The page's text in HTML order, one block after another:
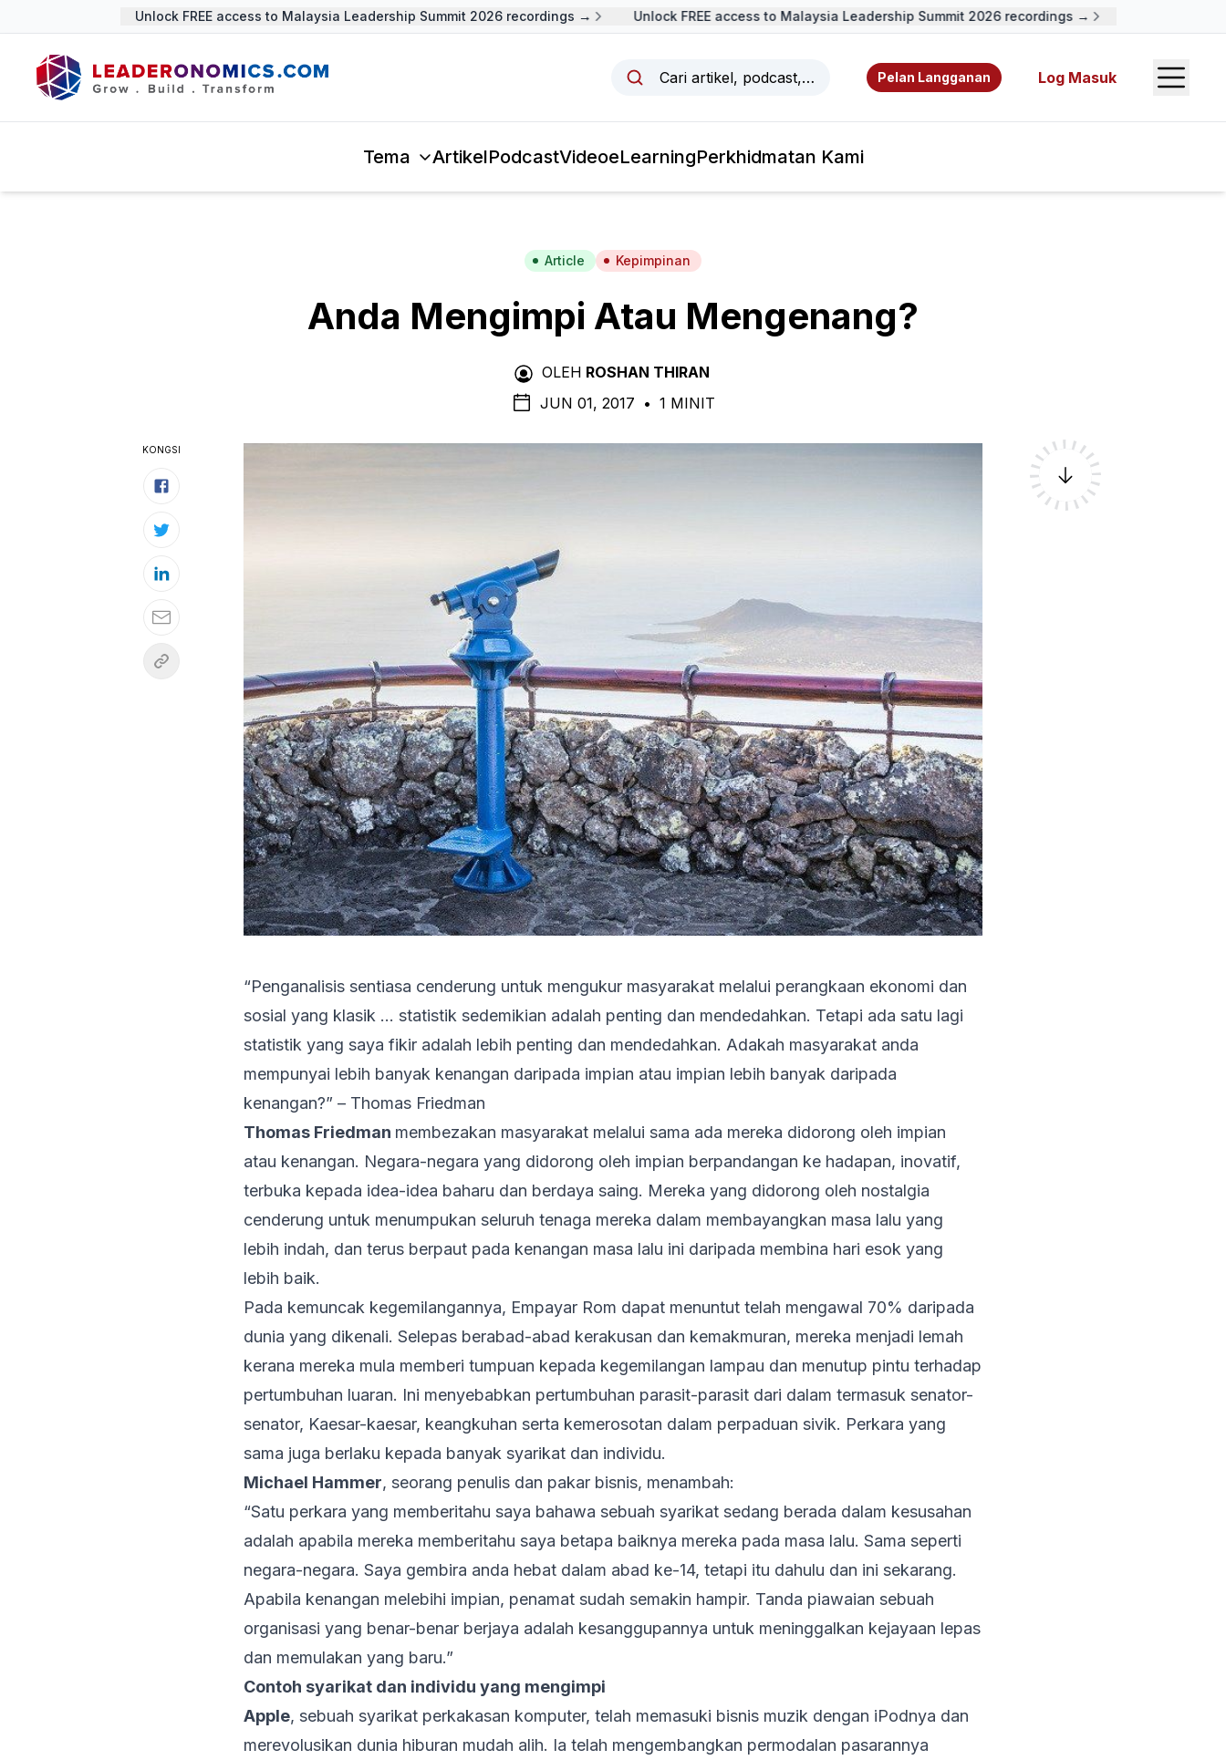
Unlock FREE access to Malaysia Leadership Summit 2026 recordings → Unlock FREE access to Malaysia Leadership Summit 2026 recordings →
Cari artikel, podcast, video, sumber rujukan, dan pengarang.
Pelan Langganan Log Masuk Open
Tema ArtikelPodcastVideoeLearningPerkhidmatan Kami
Article Kepimpinan
Anda Mengimpi Atau Mengenang?
OLEH ROSHAN THIRAN
JUN 01, 2017 • 1 MINIT
“Penganalisis sentiasa cenderung untuk mengukur masyarakat melalui perangkaan ekonomi dan
sosial yang klasik … statistik sedemikian adalah penting dan mendedahkan. Tetapi ada satu lagi
statistik yang saya fikir adalah lebih penting dan mendedahkan. Adakah masyarakat anda
mempunyai lebih banyak kenangan daripada impian atau impian lebih banyak daripada
kenangan?” – Thomas Friedman
Thomas Friedman membezakan masyarakat melalui sama ada mereka didorong oleh impian
atau kenangan. Negara-negara yang didorong oleh impian berpandangan ke hadapan, inovatif,
terbuka kepada idea-idea baharu dan berdaya saing. Mereka yang didorong oleh nostalgia
cenderung untuk menumpukan seluruh tenaga mereka dalam membayangkan masa lalu yang
lebih indah, dan terus berpaut pada kenangan masa lalu ini daripada membina hari esok yang
lebih baik.
Pada kemuncak kegemilangannya, Empayar Rom dapat menuntut telah mengawal 70% daripada
dunia yang dikenali. Selepas berabad-abad kerakusan dan kemakmuran, mereka menjadi lemah
kerana mereka mula memberi tumpuan kepada kegemilangan lampau dan menutup pintu terhadap
pertumbuhan luaran. Ini menyebabkan pertumbuhan parasit-parasit dari dalam termasuk senator-
senator, Kaesar-kaesar, keangkuhan serta kemerosotan dalam perpaduan sivik. Perkara yang
sama juga berlaku kepada banyak syarikat dan individu.
Michael Hammer, seorang penulis dan pakar bisnis, menambah:
“Satu perkara yang memberitahu saya bahawa sebuah syarikat sedang berada dalam kesusahan
adalah apabila mereka memberitahu saya betapa baiknya mereka pada masa lalu. Sama seperti
negara-negara. Saya gembira anda hebat dalam abad ke-14, tetapi itu dahulu dan ini sekarang.
Apabila kenangan melebihi impian, penamat sudah semakin hampir. Tanda piawaian sebuah
organisasi yang benar-benar berjaya adalah kesanggupannya untuk meninggalkan kejayaan lepas
dan memulakan yang baru.”
Contoh syarikat dan individu yang mengimpi
Apple, sebuah syarikat perkakasan komputer, telah memasuki bisnis muzik dengan iPodnya dan
merevolusikan dunia hiburan mudah alih. Ia telah mengembangkan permodalan pasarannya
KONGSI